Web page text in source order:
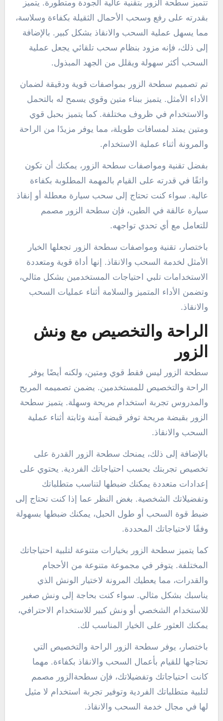
تتميز سطحة الزور بتقنية عالية الجودة ومتطورة. يتميز
بقدرته على رفع وسحب الأحمال الثقيلة بكفاءة وسلاسة،
مما يسهل عملية السحب والانقاذ بشكل كبير. بالإضافة
إلى ذلك، فإنه مزود بنظام سحب تلقائي يجعل عملية
السحب أكثر سهولة ويقلل من الجهد المبذول.
تم تصميم سطحة الزور بمواصفات قوية ودقيقة لضمان
الأداء الأمثل. يتميز ببناء متين وقوي يسمح له بالتحمل
والاستخدام في ظروف مختلفة. كما يتميز بحبل قوي
ومتين يمتد لمسافات طويلة، مما يوفر مزيدًا من الراحة
والمرونة أثناء عملية الاستخدام.
بفضل تقنية ومواصفات سطحة الزور، يمكنك أن تكون
واثقًا في قدرته على القيام بالمهمة المطلوبة بكفاءة
عالية. سواء كنت تحتاج إلى سحب سيارة معطلة أو إنقاذ
سيارة عالقة في الطين، فإن سطحة الزور مصمم
للتعامل مع أي تحدي تواجهه.
باختصار، تقنية ومواصفات سطحة الزور تجعلها الخيار
الأمثل لخدمة السحب والانقاذ. إنها أداة قوية ومتعددة
الاستخدامات تلبي احتياجات المستخدمين بشكل مثالي،
وتضمن الأداء المتميز والسلامة أثناء عمليات السحب
والانقاذ.
الراحة والتخصيص مع ونش
الزور
سطحة الزور ليس فقط قوي ومتين، ولكنه أيضًا يوفر
الراحة والتخصيص للمستخدمين. يضمن تصميمه المريح
والمدروس تجربة استخدام مريحة وسهلة. يتميز سطحة
الزور بقبضة مريحة توفر قبضة آمنة وثابتة أثناء عملية
السحب والانقاذ.
بالإضافة إلى ذلك، يمنحك سطحة الزور القدرة على
تخصيص تجربتك بحسب احتياجاتك الفردية. يحتوي على
إعدادات متعددة يمكنك ضبطها لتناسب متطلباتك
وتفضيلاتك الشخصية. بغض النظر عما إذا كنت تحتاج إلى
ضبط قوة السحب أو طول الحبل، يمكنك ضبطها بسهولة
وفقًا لاحتياجاتك المحددة.
كما يتميز سطحة الزور بخيارات متنوعة لتلبية احتياجاتك
المختلفة. يتوفر في مجموعة متنوعة من الأحجام
والقدرات، مما يعطيك المرونة لاختيار الونش الذي
يناسبك بشكل مثالي. سواء كنت بحاجة إلى ونش صغير
للاستخدام الشخصي أو ونش كبير للاستخدام الاحترافي،
يمكنك العثور على الخيار المناسب لك.
باختصار، يوفر سطحة الزور الراحة والتخصيص التي
تحتاجها للقيام بأعمال السحب والانقاذ بكفاءة. مهما
كانت احتياجاتك وتفضيلاتك، فإن سطحةالزور مصمم
لتلبية متطلباتك الفردية وتوفير تجربة استخدام لا مثيل
لها في مجال خدمة السحب والانقاذ.